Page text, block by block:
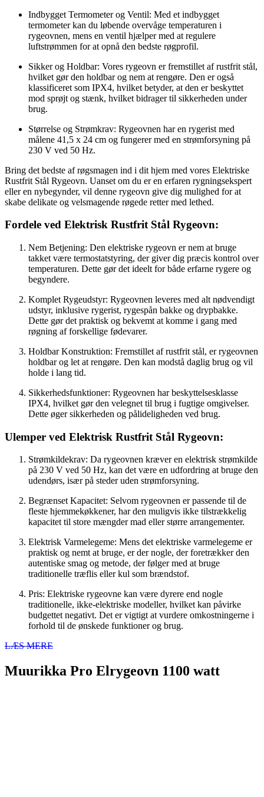
Indbygget Termometer og Ventil: Med et indbygget
termometer kan du løbende overvåge temperaturen i
rygeovnen, mens en ventil hjælper med at regulere
luftstrømmen for at opnå den bedste røgprofil.
Sikker og Holdbar: Vores rygeovn er fremstillet af rustfrit stål,
hvilket gør den holdbar og nem at rengøre. Den er også
klassificeret som IPX4, hvilket betyder, at den er beskyttet
mod sprøjt og stænk, hvilket bidrager til sikkerheden under
brug.
Størrelse og Strømkrav: Rygeovnen har en rygerist med
målene 41,5 x 24 cm og fungerer med en strømforsyning på
230 V ved 50 Hz.
Bring det bedste af røgsmagen ind i dit hjem med vores Elektriske
Rustfrit Stål Rygeovn. Uanset om du er en erfaren rygningsekspert
eller en nybegynder, vil denne rygeovn give dig mulighed for at
skabe delikate og velsmagende røgede retter med lethed.
Fordele ved Elektrisk Rustfrit Stål Rygeovn:
Nem Betjening: Den elektriske rygeovn er nem at bruge
takket være termostatstyring, der giver dig præcis kontrol over
temperaturen. Dette gør det ideelt for både erfarne rygere og
begyndere.
Komplet Rygeudstyr: Rygeovnen leveres med alt nødvendigt
udstyr, inklusive rygerist, rygespån bakke og drypbakke.
Dette gør det praktisk og bekvemt at komme i gang med
røgning af forskellige fødevarer.
Holdbar Konstruktion: Fremstillet af rustfrit stål, er rygeovnen
holdbar og let at rengøre. Den kan modstå daglig brug og vil
holde i lang tid.
Sikkerhedsfunktioner: Rygeovnen har beskyttelsesklasse
IPX4, hvilket gør den velegnet til brug i fugtige omgivelser.
Dette øger sikkerheden og pålideligheden ved brug.
Ulemper ved Elektrisk Rustfrit Stål Rygeovn:
Strømkildekrav: Da rygeovnen kræver en elektrisk strømkilde
på 230 V ved 50 Hz, kan det være en udfordring at bruge den
udendørs, især på steder uden strømforsyning.
Begrænset Kapacitet: Selvom rygeovnen er passende til de
fleste hjemmekøkkener, har den muligvis ikke tilstrækkelig
kapacitet til store mængder mad eller større arrangementer.
Elektrisk Varmelegeme: Mens det elektriske varmelegeme er
praktisk og nemt at bruge, er der nogle, der foretrækker den
autentiske smag og metode, der følger med at bruge
traditionelle træflis eller kul som brændstof.
Pris: Elektriske rygeovne kan være dyrere end nogle
traditionelle, ikke-elektriske modeller, hvilket kan påvirke
budgettet negativt. Det er vigtigt at vurdere omkostningerne i
forhold til de ønskede funktioner og brug.
LÆS MERE
Muurikka Pro Elrygeovn 1100 watt